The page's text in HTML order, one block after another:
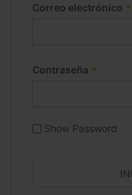
Correo electrónico
Contraseña
Show Password